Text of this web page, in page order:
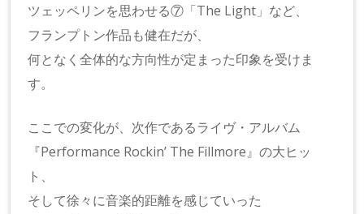
ツェッペリンを思わせる⑦「The Light」など、
フランプトン作品も健在だが、
何となく全体的な方向性が定まった印象を受けま
す。
ここでの変化が、次作であるライヴ・アルバム
『Performance Rockin’ The Fillmore』の大ヒッ
ト、
そして徐々に音楽的距離を感じていった